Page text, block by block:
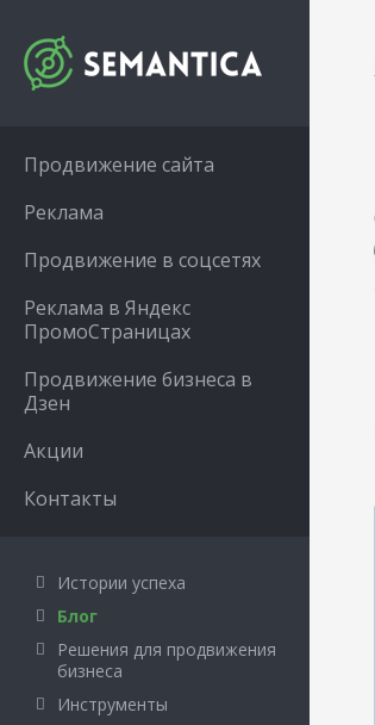
Продвижение сайта
Реклама
Продвижение в соцсетях
Реклама в Яндекс
ПромоСтраницах
Продвижение бизнеса в
Дзен
Акции
Контакты
Истории успеха
Блог
Решения для продвижения
бизнеса
Инструменты